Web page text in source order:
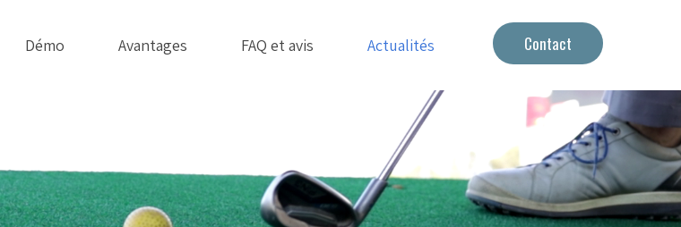
Démo Avantages FAQ et avis Actualités Contact